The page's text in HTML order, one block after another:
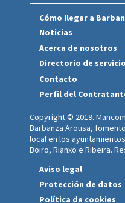
Cómo llegar a
Noticias
Acerca de nosotros
Directorio de
Contacto
Perfil del
Copyright © 2019.
Barbanza Arousa,
local en los
Boiro, Rianxo e Ribeira.
Aviso legal
Protección de datos
Política de cookies